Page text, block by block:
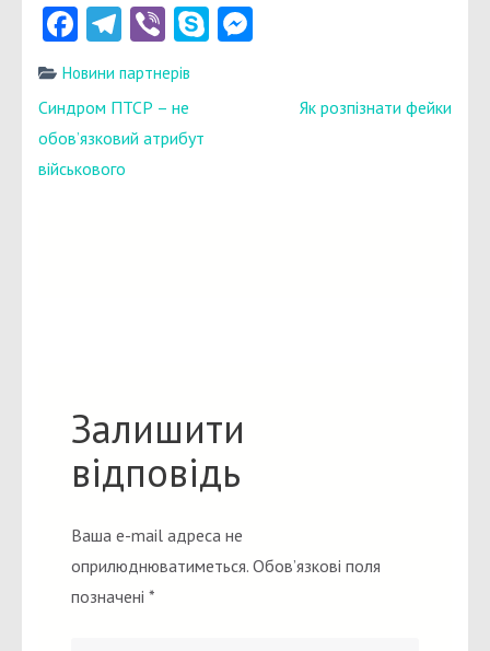
Facebook
Telegram
ViberSkype
Новини партнерів
Навігація
записів
Синдром ПТСР – не
обов’язковий атрибут
військового
Як розпізнати фейки
Залишити
відповідь
Ваша e-mail адреса не
оприлюднюватиметься. Обов’язкові поля
позначені *